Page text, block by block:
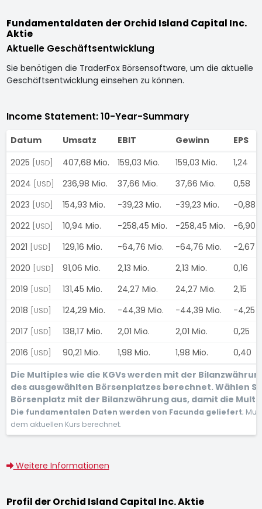
Fundamentaldaten der Orchid Island Capital Inc.
Aktie
Aktuelle Geschäftsentwicklung
Sie benötigen die TraderFox Börsensoftware, um die aktuelle
Geschäftsentwicklung einsehen zu können.
Income Statement: 10-Year-Summary
Datum Umsatz EBIT Gewinn
EPS
2025
[USD] 407,68 Mio. 159,03 Mio. 159,03 Mio.
1,24
2024
[USD] 236,98 Mio. 37,66 Mio. 37,66 Mio.
0,58
2023
[USD] 154,93 Mio. -39,23 Mio. -39,23 Mio.
-0,88
2022
[USD] 10,94 Mio. -258,45 Mio. -258,45 Mio.
-6,90
2021
[USD] 129,16 Mio. -64,76 Mio. -64,76 Mio.
-2,67
2020
[USD] 91,06 Mio. 2,13 Mio. 2,13 Mio.
0,16
2019
[USD] 131,45 Mio. 24,27 Mio. 24,27 Mio.
2,15
2018
[USD] 124,29 Mio. -44,39 Mio. -44,39 Mio.
-4,25
2017
[USD] 138,17 Mio. 2,01 Mio. 2,01 Mio.
0,25
2016
[USD] 90,21 Mio. 1,98 Mio. 1,98 Mio.
0,40
Die Multiples wie die KGVs werden mit der
des ausgewählten Börsenplatzes berechnet. Wählen
Börsenplatz mit der Bilanzwährung aus, damit die
Die fundamentalen Daten werden von Facunda geliefert;
dem aktuellen Kurs berechnet.
Weitere Informationen
Profil der Orchid Island Capital Inc. Aktie